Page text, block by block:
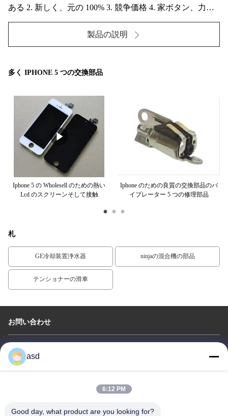
ある 2. 新しく、元の 100% 3. 競争価格 4. 家ボタン、力ボ
る前に厳しくテストされて 指定: 銘柄 E ドラゴン 互換性
製品の説明
多く IPHONE 5 つの交換部品
Iphone 5 の Wholesell のための熱い
Lcd のスクリーンそして接触
Iphone のための良質の交換部品のバ
イブレーター 5 つの修理部品
札
GE冷却装置浄水器 ninjaの混合機の部品
テンショナーの滑車
お問い合わせ
China Phone LCD Screen Replacement Online Market
住所:
address China Phone LCD Screen Replacement Online Market
asd
6:12 PM
Good day, what product are you looking for?